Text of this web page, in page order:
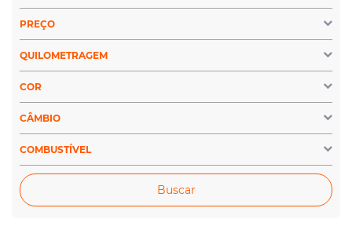
PREÇO
QUILOMETRAGEM
COR
CÂMBIO
COMBUSTÍVEL
Buscar